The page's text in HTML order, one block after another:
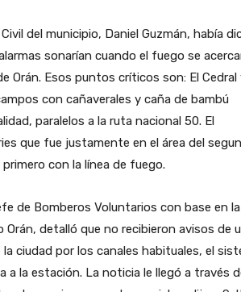
del municipio, Daniel Guzmán, había
sonarían cuando el fuego se
Orán. Esos puntos críticos son: El Cedral
con cañaverales y caña de bambú
paralelos a la ruta nacional 50. El
que fue justamente en el área del
con la línea de fuego.
de Bomberos Voluntarios con base en la
detalló que no recibieron avisos de
ciudad por los canales habituales, el
a la estación. La noticia le llegó a través